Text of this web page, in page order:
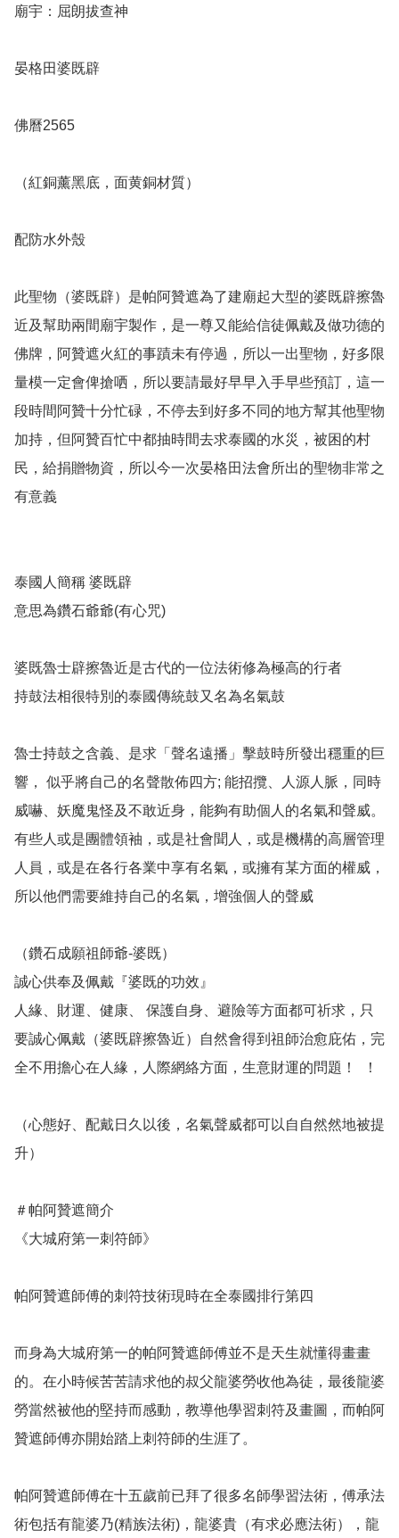
廟宇：屈朗拔查神
晏格田婆既辟
佛曆2565
（紅銅薰黑底，面黄銅材質）
配防水外殼
此聖物（婆既辟）是帕阿贊遮為了建廟起大型的婆既辟擦魯
近及幫助兩間廟宇製作，是一尊又能給信徒佩戴及做功德的
佛牌，阿贊遮火紅的事蹟未有停過，所以一出聖物，好多限
量模一定會俾搶哂，所以要請最好早早入手早些預訂，這一
段時間阿贊十分忙碌，不停去到好多不同的地方幫其他聖物
加持，但阿贊百忙中都抽時間去求泰國的水災，被困的村
民，給捐贈物資，所以今一次晏格田法會所出的聖物非常之
有意義
泰國人簡稱 婆既辟
意思為鑽石爺爺(有心咒)
婆既魯士辟擦魯近是古代的一位法術修為極高的行者
持鼓法相很特別的泰國傳統鼓又名為名氣鼓
魯士持鼓之含義、是求「聲名遠播」擊鼓時所發出穩重的巨
響， 似乎將自己的名聲散佈四方; 能招攬、人源人脈，同時
威嚇、妖魔鬼怪及不敢近身，能夠有助個人的名氣和聲威。
有些人或是團體領袖，或是社會聞人，或是機構的高層管理
人員，或是在各行各業中享有名氣，或擁有某方面的權威，
所以他們需要維持自己的名氣，增強個人的聲威
（鑽石成願祖師爺-婆既）
誠心供奉及佩戴『婆既的功效』
人緣、財運、健康、 保護自身、避險等方面都可祈求，只
要誠心佩戴（婆既辟擦魯近）自然會得到祖師治愈庇佑，完
全不用擔心在人緣，人際網絡方面，生意財運的問題！  ！
（心態好、配戴日久以後，名氣聲威都可以自自然然地被提
升）
＃帕阿贊遮簡介
《大城府第一刺符師》
帕阿贊遮師傅的刺符技術現時在全泰國排行第四
而身為大城府第一的帕阿贊遮師傅並不是天生就懂得畫畫
的。在小時候苦苦請求他的叔父龍婆勞收他為徒，最後龍婆
勞當然被他的堅持而感動，教導他學習刺符及畫圖，而帕阿
贊遮師傅亦開始踏上刺符師的生涯了。
帕阿贊遮師傅在十五歲前已拜了很多名師學習法術，傅承法
術包括有龍婆乃(精族法術)，龍婆貴（有求必應法術），龍